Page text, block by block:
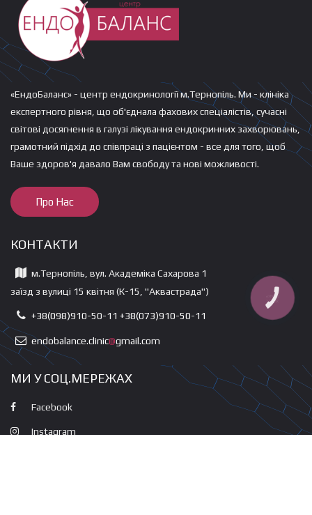
«ЕндоБаланс» - центр ендокринології м.Тернопіль. Ми - клініка
експертного рівня, що об'єднала фахових спеціалістів, сучасні
світові досягнення в галузі лікування ендокринних захворювань,
грамотний підхід до співпраці з пацієнтом - все для того, щоб
Ваше здоров'я давало Вам свободу та нові можливості.
Про Нас
КОНТАКТИ
м.Тернопіль, вул. Академіка Сахарова 1
заїзд з вулиці 15 квітня (К-15, "Аквастрада")
+38(098)910-50-11 +38(073)910-50-11
endobalance.clinic@gmail.com
МИ У СОЦ.МЕРЕЖАХ
Facebook
Instagram
КНОПКА
ЗВ'ЯЗКУ